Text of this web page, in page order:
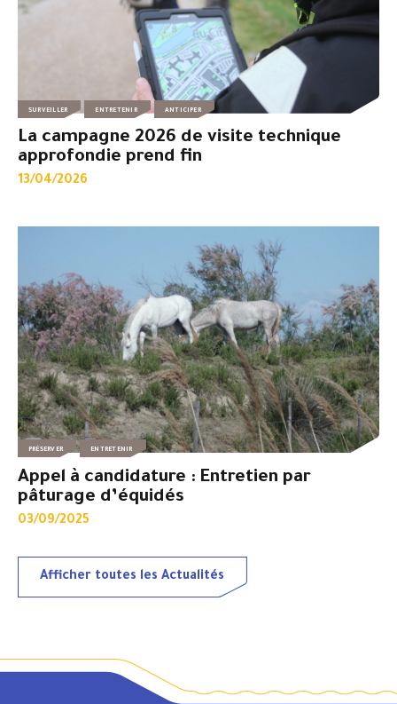
SURVEILLER ENTRETENIR ANTICIPER
La campagne 2026 de visite technique
approfondie prend fin
13/04/2026
PRÉSERVER ENTRETENIR
Appel à candidature : Entretien par
pâturage d’équidés
03/09/2025
Afficher toutes les Actualités